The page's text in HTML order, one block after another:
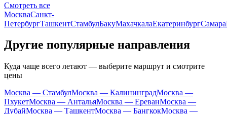
Смотреть все
МоскваСанкт-
ПетербургТашкентСтамбулБакуМахачкалаЕкатеринбургСамара
Другие популярные направления
Куда чаще всего летают — выберите маршрут и смотрите
цены
Москва — СтамбулМосква — КалининградМосква —
ПхукетМосква — АнтальяМосква — ЕреванМосква —
ДубайМосква — ТашкентМосква — БангкокМосква —